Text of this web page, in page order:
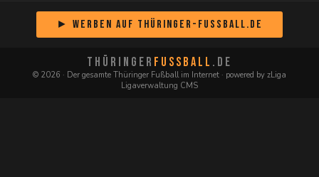
► Werben auf Thüringer-Fussball.de
THÜRINGER FUSSBALL .DE
© 2026 · Der gesamte Thüringer Fußball im Internet · powered by zLiga
Ligaverwaltung CMS